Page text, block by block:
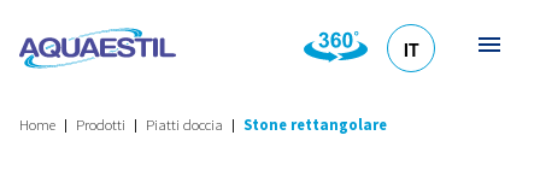
IT
Home Prodotti Piatti doccia Stone rettangolare